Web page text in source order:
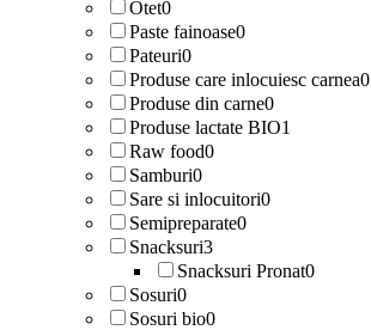
Otet0
Paste fainoase0
Pateuri0
Produse care inlocuiesc carnea0
Produse din carne0
Produse lactate BIO1
Raw food0
Samburi0
Sare si inlocuitori0
Semipreparate0
Snacksuri3
Snacksuri Pronat0
Sosuri0
Sosuri bio0